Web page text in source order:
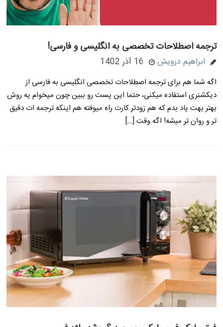
ترجمه اصطلاحات تخصصی به انگلیسی و فارسی!
ابراهیم درویش 16 آذر 1402
اگه شما هم برای ترجمه اصطلاحات تخصصی انگلیسی به فارسی از
دیکشنری استفاده میکنی، حتما این پست رو ببین چون میخوام یه روش
بهتر بهت یاد بدم که هم زودتر کارت راه میوفته هم اینکه ترجمه ات دقیق
تر و روان تر میشه! اگه وقت […]